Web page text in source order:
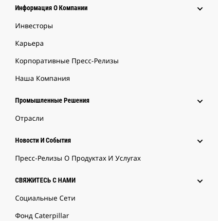
Информация О Компании
Инвесторы
Карьера
Корпоративные Пресс-Релизы
Наша Компания
Промышленные Решения
Отрасли
Новости И События
Пресс-Релизы О Продуктах И Услугах
СВЯЖИТЕСЬ С НАМИ
Социальные Сети
Фонд Caterpillar